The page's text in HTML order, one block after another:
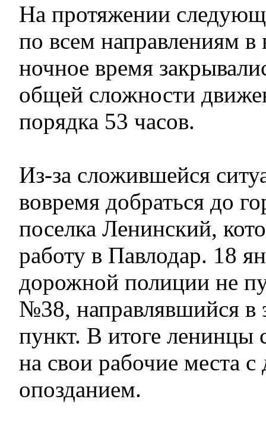
На протяжении
по всем направлениям в
ночное время
общей сложности
порядка 53 часов.
Из-за сложившейся
вовремя добраться до
поселка Ленинский,
работу в Павлодар. 18
дорожной полиции не
№38, направлявшийся в
пункт. В итоге ленинцы
на свои рабочие места
опозданием.